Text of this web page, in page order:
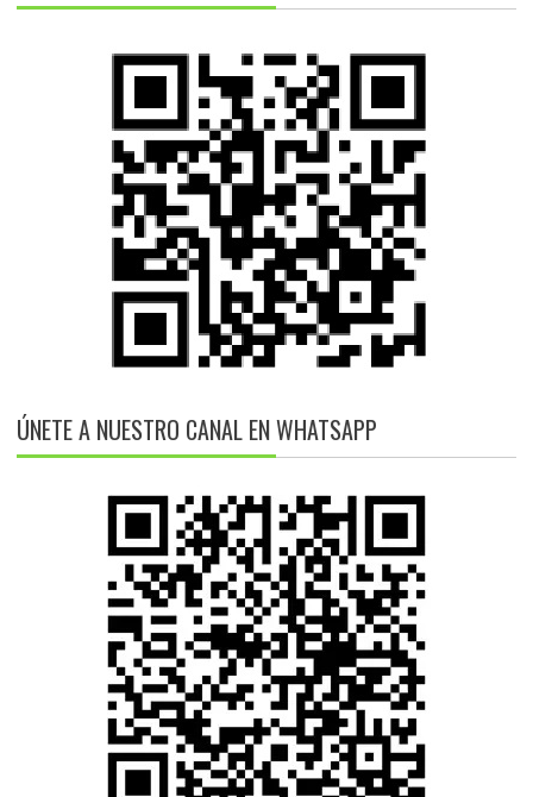
ÚNETE A NUESTRO CANAL EN WHATSAPP